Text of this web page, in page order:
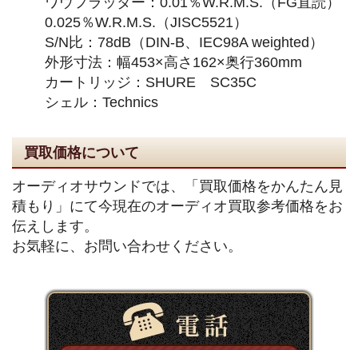
0.025％W.R.M.S.（JISC5521）
S/N比：78dB（DIN-B、IEC98A weighted）
外形寸法：幅453×高さ162×奥行360mm
カートリッジ：SHURE SC35C
シェル：Technics
買取価格について
オーディオサウンドでは、「買取価格をかんたん見
積もり」にて今現在のオーディオ買取参考価格をお
伝えします。
お気軽に、お問い合わせください。